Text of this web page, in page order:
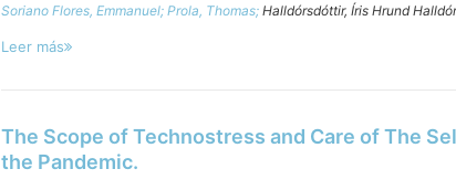
Soriano Flores, Emmanuel; Prola, Thomas; Halldórsdóttir, Íris Hrund
Leer más
The Scope of Technostress and Care of The
the Pandemic.